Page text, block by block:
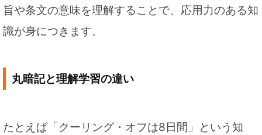
旨や条文の意味を理解することで、応用力のある知
識が身につきます。
丸暗記と理解学習の違い
たとえば「クーリング・オフは8日間」という知